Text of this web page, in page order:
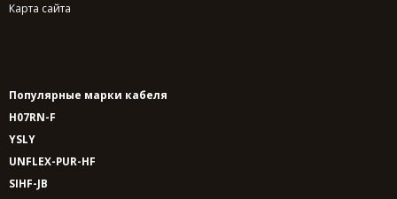
Карта сайта
Популярные марки кабеля
H07RN-F
YSLY
UNFLEX-PUR-HF
SIHF-JB